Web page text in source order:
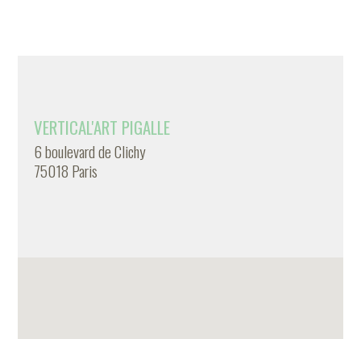
VERTICAL'ART PIGALLE
6 boulevard de Clichy
75018 Paris